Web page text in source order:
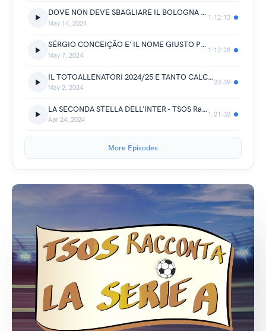
DOVE NON DEVE SBAGLIARE IL BOLOGNA 2024/25 - TSOS Racconta la Serie A 36°giornata 2023/24
May 14, 2024
1:12:13
SÉRGIO CONCEIÇÃO E' IL NOME GIUSTO PER IL MILAN? - TSOS Racconta la Serie A 35°giornata 2023/24
May 7, 2024
1:12:28
IL TOTOALLENATORI 2024/25 E TANTO CALCIO - TSOS Racconta la Serie A 34°giornata 2023/24
May 2, 2024
23:39
LA SECONDA STELLA DELL'INTER - TSOS Racconta la Serie A 33°giornara 2023/24
Apr 24, 2024
1:21:32
More Episodes